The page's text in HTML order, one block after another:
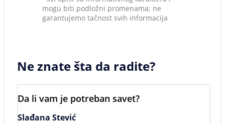
mogu biti podložni promenama; ne
garantujemo tačnost svih informacija
Ne znate šta da radite?
Da li vam je potreban savet?
Slađana Stević